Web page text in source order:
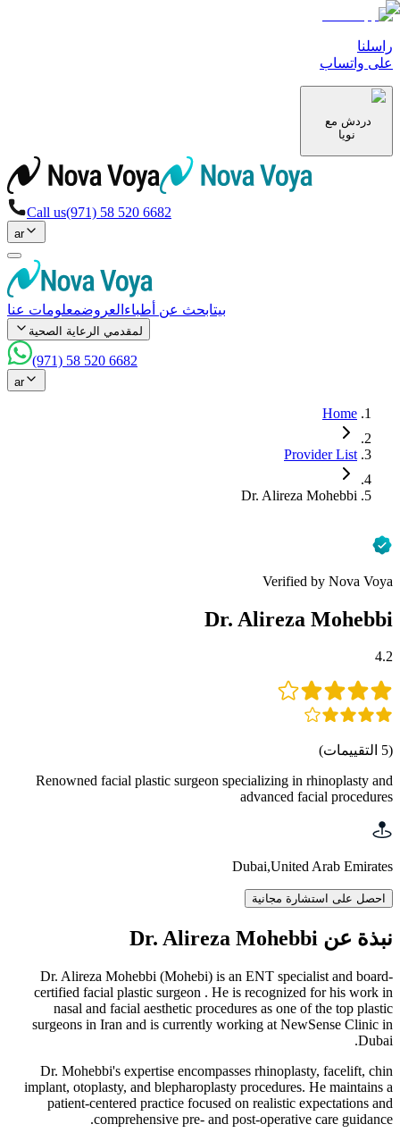
راسلنا
على واتساب
دردش مع
نويا
Call us(971) 58 520 6682
ar
بيتابحث عن أطباء العروضمعلومات عنا
لمقدمي الرعاية الصحية
(971) 58 520 6682
ar
Home
Provider List
Dr. Alireza Mohebbi
Verified by Nova Voya
Dr. Alireza Mohebbi
4.2
(
5 التقييمات)
Renowned facial plastic surgeon specializing in rhinoplasty and
advanced facial procedures
Dubai,United Arab Emirates
احصل على استشارة مجانية
نبذة عن Dr. Alireza Mohebbi
Dr. Alireza Mohebbi (Mohebi) is an ENT specialist and board-
certified facial plastic surgeon . He is recognized for his work in
nasal and facial aesthetic procedures as one of the top plastic
surgeons in Iran and is currently working at NewSense Clinic in
Dubai.
Dr. Mohebbi's expertise encompasses rhinoplasty, facelift, chin
implant, otoplasty, and blepharoplasty procedures. He maintains a
patient-centered practice focused on realistic expectations and
comprehensive pre- and post-operative care guidance.